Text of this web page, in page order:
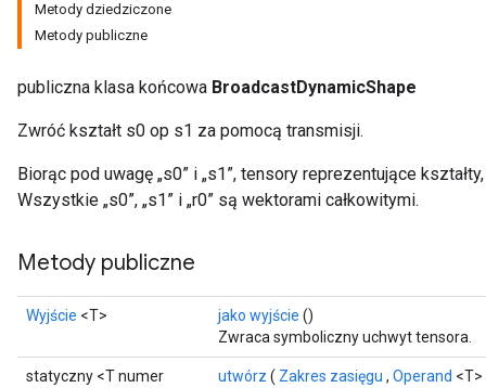
Metody dziedziczone
Metody publiczne
publiczna klasa końcowa BroadcastDynamicShape
Zwróć kształt s0 op s1 za pomocą transmisji.
Biorąc pod uwagę „s0” i „s1”, tensory reprezentujące
Wszystkie „s0”, „s1” i „r0” są wektorami całkowitymi.
Metody publiczne
Wyjście <T> jako wyjście ()
Zwraca symboliczny uchwyt tensora.
statyczny <T numer
utwórz ( Zakres zasięgu , Operand